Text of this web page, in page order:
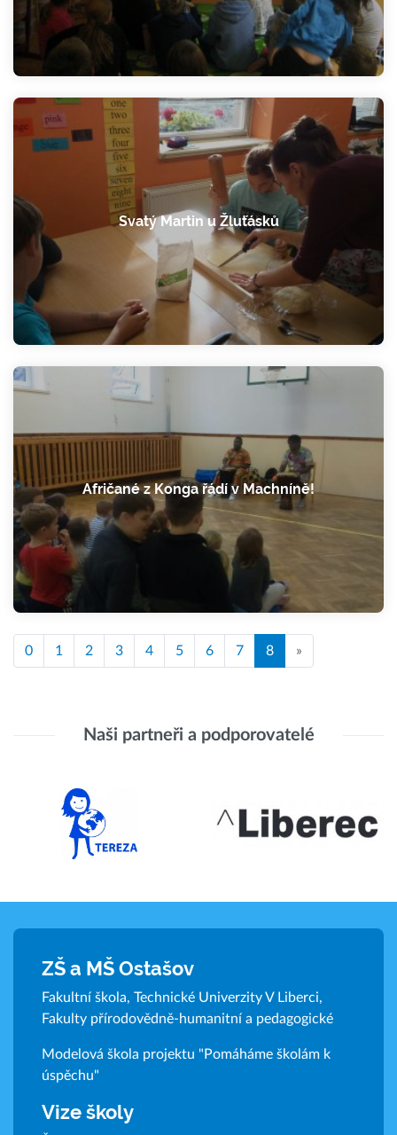
Svatý Martin u Žluťásků
Afričané z Konga řádí v Machníně!
0 1 2 3 4 5 6 7 8 »
Naši partneři a podporovatelé
ZŠ a MŠ Ostašov
Fakultní škola, Technické Univerzity V Liberci,
Fakulty přírodovědně-humanitní a pedagogické
Modelová škola projektu "Pomáháme školám k
úspěchu"
Vize školy